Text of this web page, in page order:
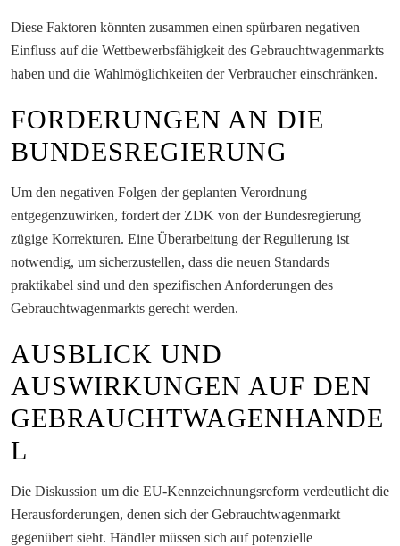
Diese Faktoren könnten zusammen einen spürbaren negativen
Einfluss auf die Wettbewerbsfähigkeit des Gebrauchtwagenmarkts
haben und die Wahlmöglichkeiten der Verbraucher einschränken.
FORDERUNGEN AN DIE
BUNDESREGIERUNG
Um den negativen Folgen der geplanten Verordnung
entgegenzuwirken, fordert der ZDK von der Bundesregierung
zügige Korrekturen. Eine Überarbeitung der Regulierung ist
notwendig, um sicherzustellen, dass die neuen Standards
praktikabel sind und den spezifischen Anforderungen des
Gebrauchtwagenmarkts gerecht werden.
AUSBLICK UND
AUSWIRKUNGEN AUF DEN
GEBRAUCHTWAGENHANDE
L
Die Diskussion um die EU-Kennzeichnungsreform verdeutlicht die
Herausforderungen, denen sich der Gebrauchtwagenmarkt
gegenübert sieht. Händler müssen sich auf potenzielle